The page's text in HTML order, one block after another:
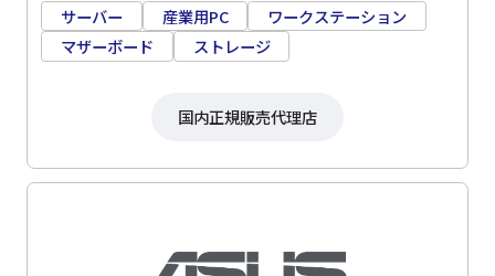
サーバー 産業用PC
ワークステーション
マザーボード
ストレージ
国内正規販売代理店